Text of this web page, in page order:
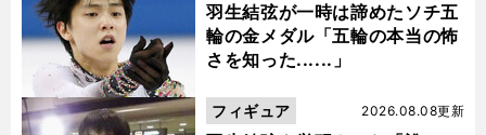
羽生結弦が一時は諦めたソチ五
輪の金メダル「五輪の本当の怖
さを知った......」
2026.08.08更新
フィギュア